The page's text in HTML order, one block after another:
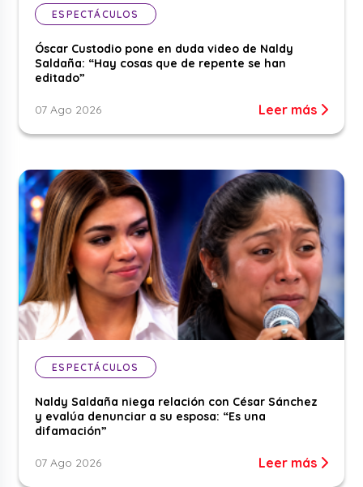
ESPECTÁCULOS
Óscar Custodio pone en duda video de Naldy
Saldaña: “Hay cosas que de repente se han
editado”
07 Ago 2026 Leer más
ESPECTÁCULOS
Naldy Saldaña niega relación con César Sánchez
y evalúa denunciar a su esposa: “Es una
difamación”
07 Ago 2026 Leer más